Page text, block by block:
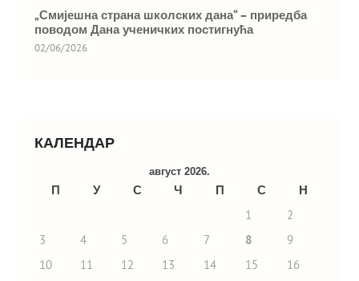
„Смијешна страна школских дана“ – приредба
поводом Дана ученичких постигнућа
02/06/2026
КАЛЕНДАР
август 2026.
П У С Ч П С
Н
1
2
3
4 5 6 7 8
9
10
11 12 13 14 15
16